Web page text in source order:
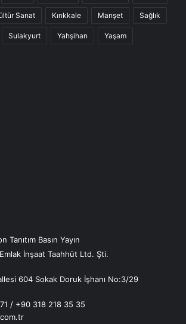
Sanat Kırıkkale Manşet Sağlık
Sulakyurt Yahşihan Yaşam
Tanıtım Basın Yayın
İnşaat Taahhüt Ltd. Şti.
604 Sokak Doruk İşhanı No:3/29
/ +90 318 218 35 35